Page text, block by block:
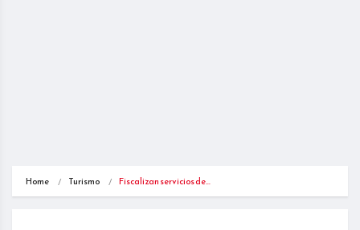
Home Turismo Fiscalizan servicios de…